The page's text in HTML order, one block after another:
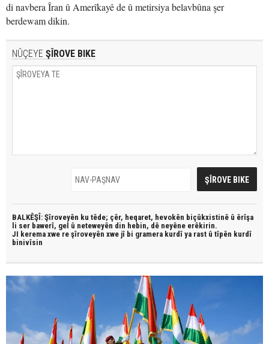
di navbera Îran û Amerîkayê de û metirsiya belavbûna şer
berdewam dikin.
NÛÇEYE ŞÎROVE BIKE
BALKÊŞÎ: Şîroveyên ku têde; çêr, heqaret, hevokên biçûkxistinê û êrîşa
li ser bawerî, gel û neteweyên din hebin, dê neyêne erêkirin.
JI kerema xwe re şîroveyên xwe jî bi gramera kurdî ya rast û tîpên kurdî
binivîsin